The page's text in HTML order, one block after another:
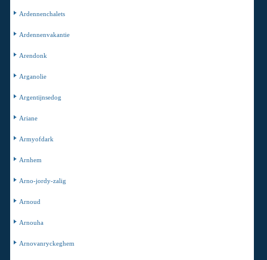
Ardennenchalets
Ardennenvakantie
Arendonk
Arganolie
Argentijnsedog
Ariane
Armyofdark
Arnhem
Arno-jordy-zalig
Arnoud
Arnouha
Arnovanryckeghem